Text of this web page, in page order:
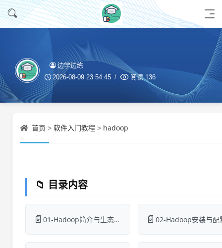
边学边练
2026-08-09 23:54:45 阅读136
首页 > 软件入门教程 > hadoop
📁 目录内容
📄 01-Hadoop简介与生态系统.md 📄